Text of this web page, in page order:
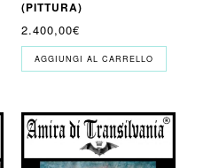
(PITTURA)
2.400,00€
AGGIUNGI AL CARRELLO